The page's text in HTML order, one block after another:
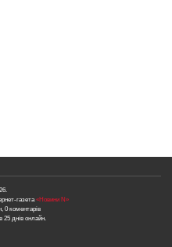
газета«Новини N»
0 коментарів
25 днів онлайн.